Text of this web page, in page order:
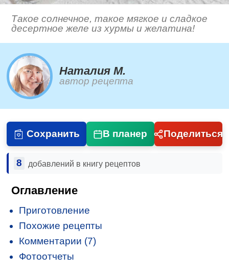
Такое солнечное, такое мягкое и сладкое
десертное желе из хурмы и желатина!
Наталия М.
автор рецепта
Сохранить В планер Поделиться
8 добавлений в книгу рецептов
Оглавление
Приготовление
Похожие рецепты
Комментарии (7)
Фотоотчеты